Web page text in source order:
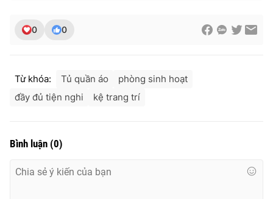
0 0
Từ khóa: Tủ quần áo
phòng sinh hoạt
đầy đủ tiện nghi
kệ trang trí
Bình luận (0)